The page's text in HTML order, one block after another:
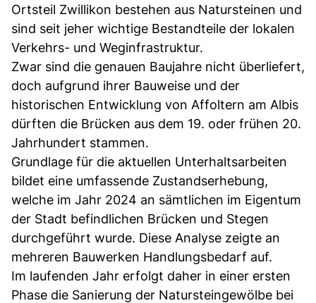
Ortsteil Zwillikon bestehen aus Natursteinen und
sind seit jeher wichtige Bestandteile der lokalen
Verkehrs- und Weginfrastruktur.
Zwar sind die genauen Baujahre nicht überliefert,
doch aufgrund ihrer Bauweise und der
historischen Entwicklung von Affoltern am Albis
dürften die Brücken aus dem 19. oder frühen 20.
Jahrhundert stammen.
Grundlage für die aktuellen Unterhaltsarbeiten
bildet eine umfassende Zustandserhebung,
welche im Jahr 2024 an sämtlichen im Eigentum
der Stadt befindlichen Brücken und Stegen
durchgeführt wurde. Diese Analyse zeigte an
mehreren Bauwerken Handlungsbedarf auf.
Im laufenden Jahr erfolgt daher in einer ersten
Phase die Sanierung der Natursteingewölbe bei